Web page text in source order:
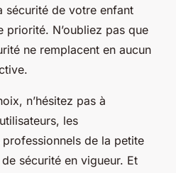
sécurité de votre enfant
N’oubliez pas que
ne remplacent en aucun
n’hésitez pas à
les
de la petite
sécurité en vigueur. Et